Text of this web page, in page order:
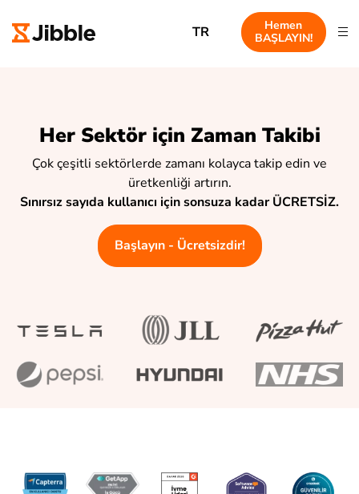
TR
Hemen
BAŞLAYIN!
Her Sektör için Zaman Takibi
Çok çeşitli sektörlerde zamanı kolayca takip edin ve
üretkenliği artırın.
Sınırsız sayıda kullanıcı için sonsuza kadar ÜCRETSİZ.
Başlayın - Ücretsizdir!